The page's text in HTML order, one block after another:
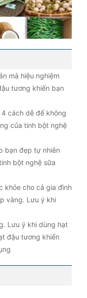
mà hiệu nghiệm
tương khiến bạn
cách dễ để không
của tinh bột nghệ
bạn đẹp tự nhiên
bột nghệ sữa
khỏe cho cả gia đình
vàng. Lưu ý khi
Lưu ý khi dùng hạt
đậu tương khiến